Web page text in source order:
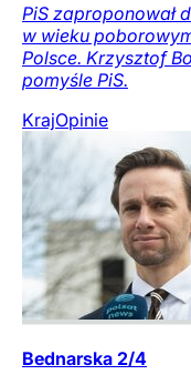
PiS zaproponował
w wieku
Polsce. Krzysztof
pomyśle PiS.
KrajOpinie
Bednarska 2/4